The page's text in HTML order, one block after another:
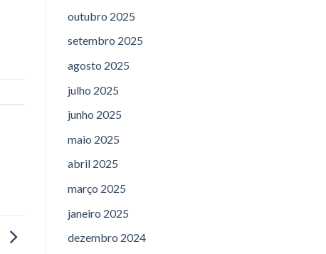
outubro 2025
setembro 2025
agosto 2025
julho 2025
junho 2025
maio 2025
abril 2025
março 2025
janeiro 2025
dezembro 2024